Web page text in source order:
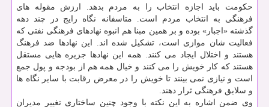
حکومت باید اجازه انتخاب را به مردم بدهد. ارزش مقوله های
فرهنگی به انتخاب مردم است. متاسفانه نگاه رایج در چند دهه
گذشته «اجبار» بوده و بر همین مبنا هم انبوه نهادهای فرهنگی نفتی که
فعالیت شان موازی است، تشکیل شده اند. این نهادها ضد فرهنگ
هستند و اختلال ایجاد می کنند. همه این نهادها جزیره هایی مستقل
هستند که کار خویش را می کنند و خیال همه هم از بودجه و پول جمع
است و نیازی نمی بینند تا خویش را در معرض رقابت با سایر نگاه ها
و سلایق فرهنگی ثرار دهند.
وی ضمن اشاره به این نکته با وجود چنین ساختاری تغییر مدیران